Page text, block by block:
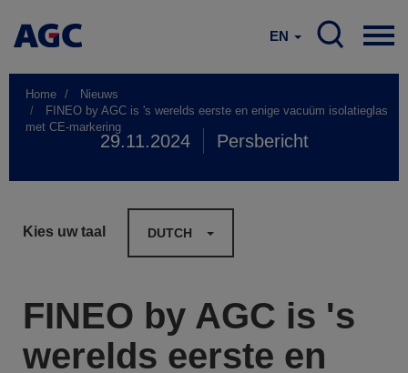
EN
Home
Nieuws
FINEO by AGC is 's werelds eerste en enige vacuüm isolatieglas
met CE-markering
29.11.2024 Persbericht
Kies uw taal DUTCH
FINEO by AGC is 's
werelds eerste en